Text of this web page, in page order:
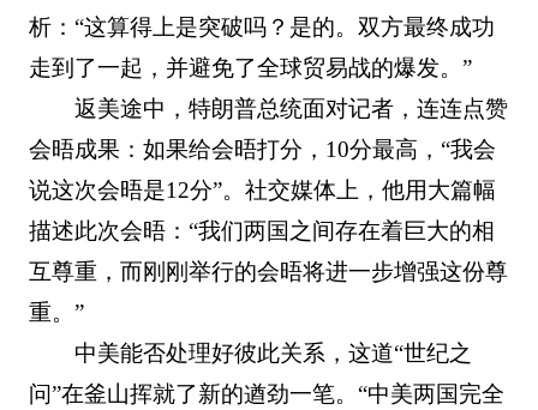
析：“这算得上是突破吗？是的。双方最终成功
走到了一起，并避免了全球贸易战的爆发。”
返美途中，特朗普总统面对记者，连连点赞
会晤成果：如果给会晤打分，10分最高，“我会
说这次会晤是12分”。社交媒体上，他用大篇幅
描述此次会晤：“我们两国之间存在着巨大的相
互尊重，而刚刚举行的会晤将进一步增强这份尊
重。”
中美能否处理好彼此关系，这道“世纪之
问”在釜山挥就了新的遒劲一笔。“中美两国完全